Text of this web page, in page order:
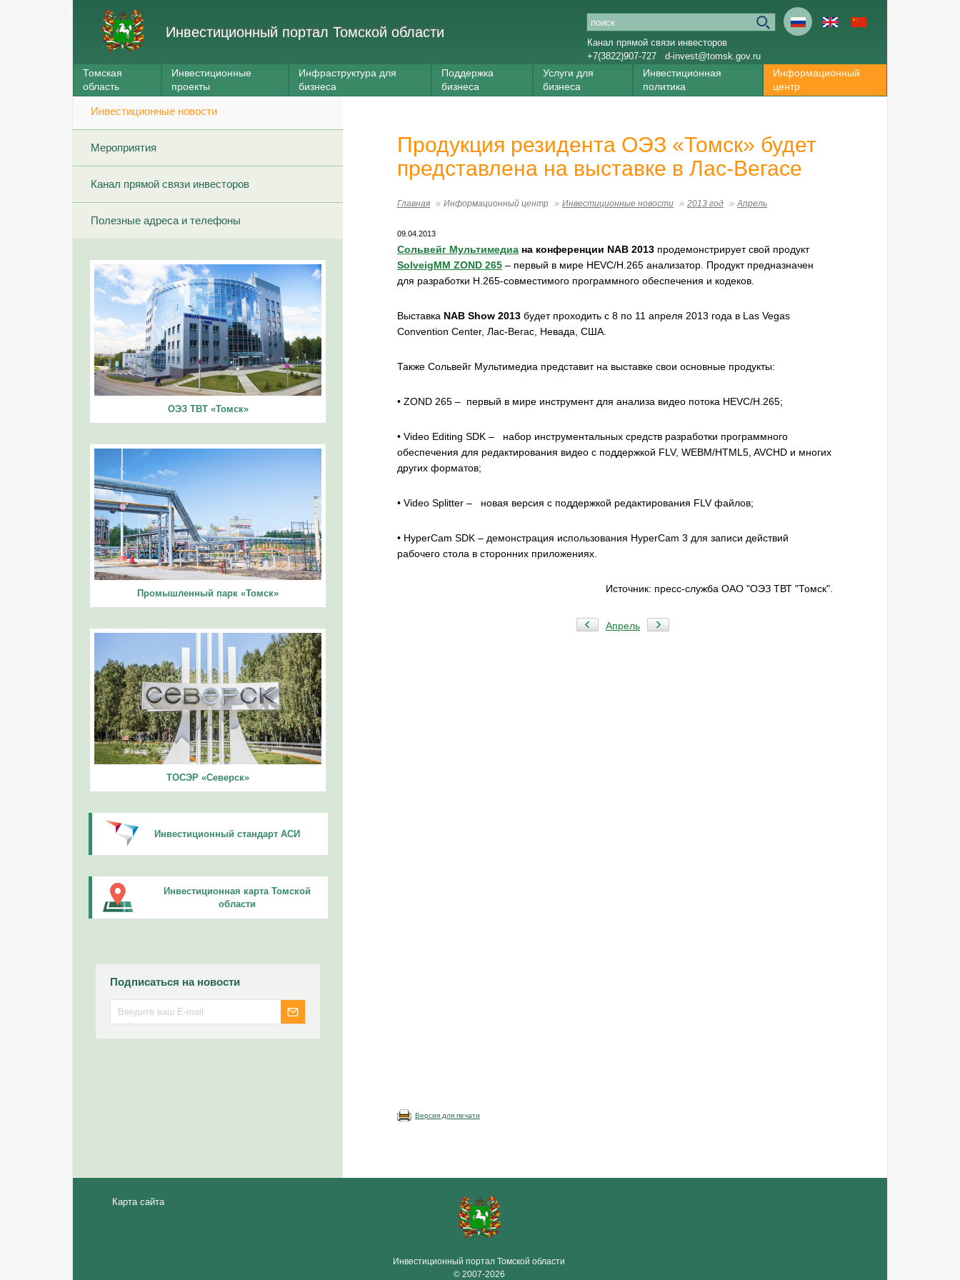
Инвестиционный портал Томской области
Канал прямой связи инвесторов
+7(3822)907-727
d-invest@tomsk.gov.ru
Томская
область
Инвестиционные
проекты
Инфраструктура для
бизнеса
Поддержка
бизнеса
Услуги для
бизнеса
Инвестиционная
политика
Информационный
центр
Инвестиционные новости
Мероприятия
Канал прямой связи инвесторов
Полезные адреса и телефоны
ОЭЗ ТВТ «Томск»
Промышленный парк «Томск»
ТОСЭР «Северск»
Инвестиционный стандарт АСИ
Инвестиционная карта Томской
области
Подписаться на новости
Продукция резидента ОЭЗ «Томск» будет
представлена на выставке в Лас-Вегасе
Главная Информационный центр Инвестиционные новости 2013 год Апрель
09.04.2013
Сольвейг Мультимедиа на конференции NAB 2013 продемонстрирует свой продукт
SolveigMM ZOND 265 – первый в мире HEVC/H.265 анализатор. Продукт предназначен
для разработки H.265-совместимого программного обеспечения и кодеков.
Выставка NAB Show 2013 будет проходить с 8 по 11 апреля 2013 года в Las Vegas
Convention Center, Лас-Вегас, Невада, США.
Также Сольвейг Мультимедиа представит на выставке свои основные продукты:
• ZOND 265 – первый в мире инструмент для анализа видео потока HEVC/H.265;
• Video Editing SDK – набор инструментальных средств разработки программного
обеспечения для редактирования видео с поддержкой FLV, WEBM/HTML5, AVCHD и многих
других форматов;
• Video Splitter – новая версия с поддержкой редактирования FLV файлов;
• HyperCam SDK – демонстрация использования HyperCam 3 для записи действий
рабочего стола в сторонних приложениях.
Источник: пресс-служба ОАО "ОЭЗ ТВТ "Томск".
Апрель
Версия для печати
Карта сайта
Инвестиционный портал Томской области
© 2007-2026